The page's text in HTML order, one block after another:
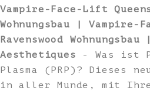
Vampire-Face-Lift
Wohnungsbau | Vampire-
Ravenswood
Aesthetiques - Was ist
Plasma (PRP)? Dieses
in aller Munde, mit